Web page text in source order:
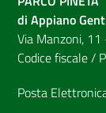
di Appiano
Via Manzoni,
Codice fiscale /
Posta